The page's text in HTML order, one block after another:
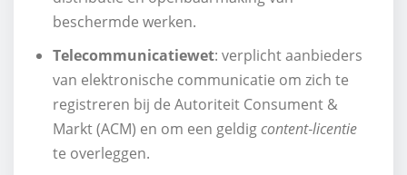
beschermde werken.
Telecommunicatiewet: verplicht aanbieders
van elektronische communicatie om zich te
registreren bij de Autoriteit Consument &
Markt (ACM) en om een geldigcontent‑licentie
te overleggen.